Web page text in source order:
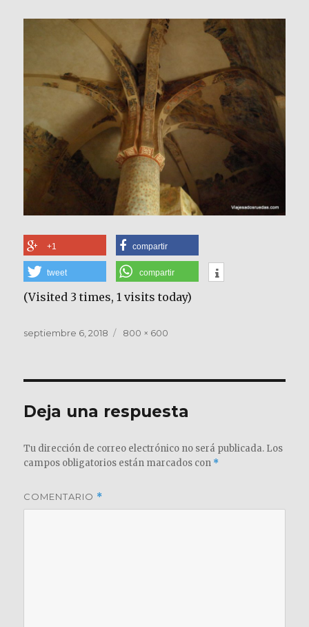
+1 compartir
tweet compartir
(Visited 3 times, 1 visits today)
Publicado
septiembre 6, 2018
Tamaño
800 × 600
Deja una respuesta
Tu dirección de correo electrónico no será publicada. Los
campos obligatorios están marcados con *
COMENTARIO *